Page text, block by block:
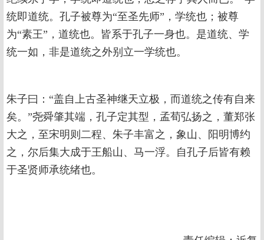
统即道统。孔子被尊为“至圣先师”，学统也；被尊
为“素王”，道统也。皆系于孔子一身也。是道统、学
统一如，非是道统之外别立一学统也。
朱子曰：“盖自上古圣神继天立极，而道统之传有自来
矣。”尧舜肇其端，孔子定其型，孟荀弘扬之，董郑张
大之，至宋明则二程、朱子丰富之，象山、阳明博约
之，尔后集大成于王船山、马一浮。自孔子后皆有赖
于圣贤师承统绪也。